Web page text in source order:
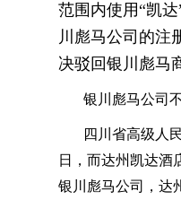
范围内使用“凯
川彪马公司的注
决驳回银川彪马
银川彪马公司
四川省高级人
日，而达州凯达酒
银川彪马公司，达